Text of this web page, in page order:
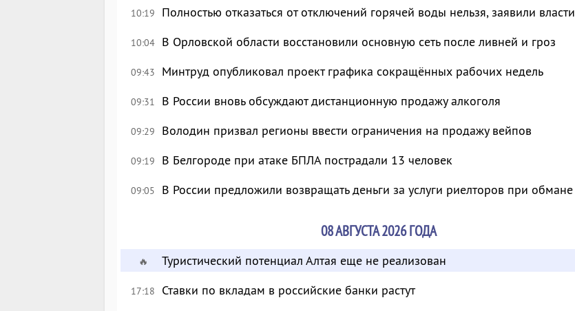
10:19 Полностью отказаться от отключений горячей воды нельзя, заявили власти
10:04 В Орловской области восстановили основную сеть после ливней и гроз
09:43 Минтруд опубликовал проект графика сокращённых рабочих недель
09:31 В России вновь обсуждают дистанционную продажу алкоголя
09:29 Володин призвал регионы ввести ограничения на продажу вейпов
09:19 В Белгороде при атаке БПЛА пострадали 13 человек
09:05 В России предложили возвращать деньги за услуги риелторов при обмане
08 АВГУСТА 2026 ГОДА
🔥 Туристический потенциал Алтая еще не реализован
17:18 Ставки по вкладам в российские банки растут